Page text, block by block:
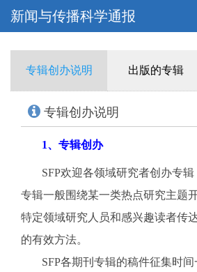
新闻与传播科学通报
专辑创办说明 出版的专辑
专辑创办说明
1、专辑创办
SFP欢迎各领域研究者创办专辑
专辑一般围绕某一类热点研究主题
特定领域研究人员和感兴趣读者传
的有效方法。
SFP各期刊专辑的稿件征集时